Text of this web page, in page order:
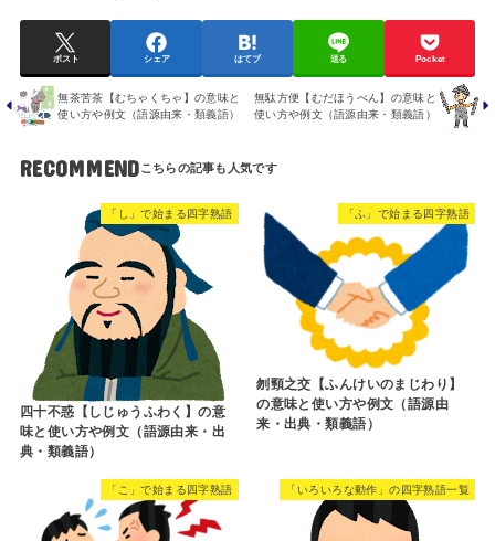
ポスト シェア はてブ 送る Pocket
無茶苦茶【むちゃくちゃ】の意味と
使い方や例文（語源由来・類義語）
無駄方便【むだほうべん】の意味と
使い方や例文（語源由来・類義語）
RECOMMEND
「し」で始まる四字熟語
四十不惑【しじゅうふわく】の意
味と使い方や例文（語源由来・出
典・類義語）
「ふ」で始まる四字熟語
刎頸之交【ふんけいのまじわり】
の意味と使い方や例文（語源由
来・出典・類義語）
「こ」で始まる四字熟語 「いろいろな動作」の四字熟語一覧